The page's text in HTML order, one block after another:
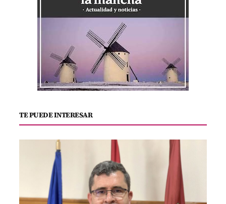
TE PUEDE INTERESAR